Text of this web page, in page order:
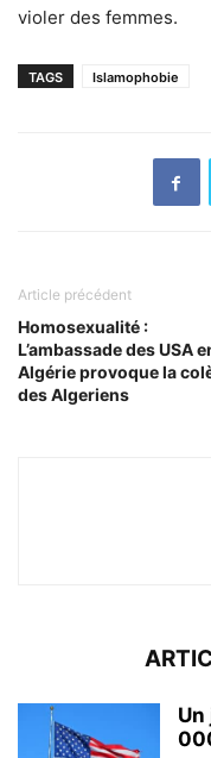
violer des femmes.
TAGS Islamophobie
Article précédent
Homosexualité :
L’ambassade des USA
Algérie provoque la
des Algeriens